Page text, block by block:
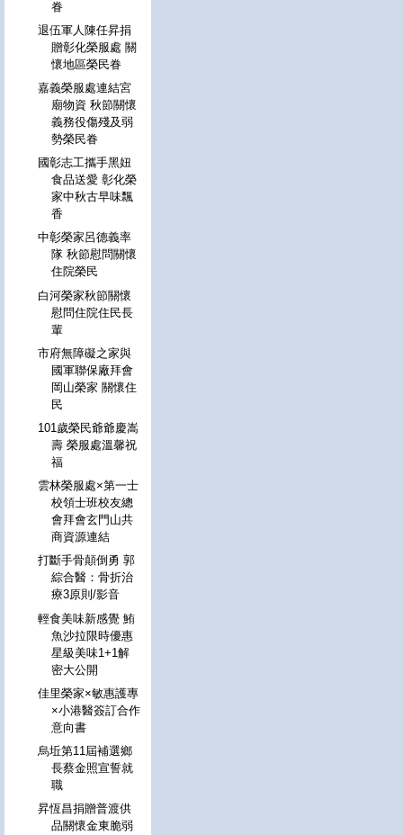
眷
退伍軍人陳任昇捐
贈彰化榮服處 關
懷地區榮民眷
嘉義榮服處連結宮
廟物資 秋節關懷
義務役傷殘及弱
勢榮民眷
國彰志工攜手黑妞
食品送愛 彰化榮
家中秋古早味飄
香
中彰榮家呂德義率
隊 秋節慰問關懷
住院榮民
白河榮家秋節關懷
慰問住院住民長
輩
市府無障礙之家與
國軍聯保廠拜會
岡山榮家 關懷住
民
101歲榮民爺爺慶嵩
壽 榮服處溫馨祝
福
雲林榮服處×第一士
校領士班校友總
會拜會玄門山共
商資源連結
打斷手骨顛倒勇 郭
綜合醫：骨折治
療3原則/影音
輕食美味新感覺 鮪
魚沙拉限時優惠
星級美味1+1解
密大公開
佳里榮家×敏惠護專
×小港醫簽訂合作
意向書
烏坵第11屆補選鄉
長蔡金照宣誓就
職
昇恆昌捐贈普渡供
品關懷金東脆弱